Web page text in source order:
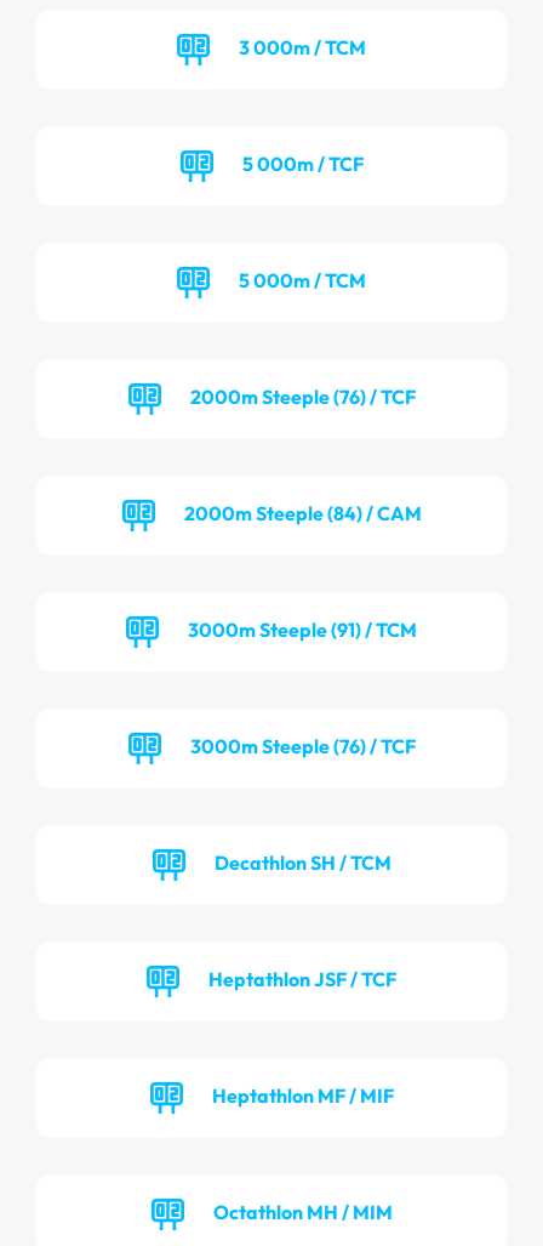
3 000m / TCM
5 000m / TCF
5 000m / TCM
2000m Steeple (76) / TCF
2000m Steeple (84) / CAM
3000m Steeple (91) / TCM
3000m Steeple (76) / TCF
Decathlon SH / TCM
Heptathlon JSF / TCF
Heptathlon MF / MIF
Octathlon MH / MIM